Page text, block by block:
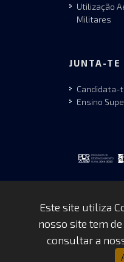
Utilização
Militares
JUNTA-TE
Candidata-
Ensino
Copyrights ©
Este site utiliza
nosso site tem
consultar a